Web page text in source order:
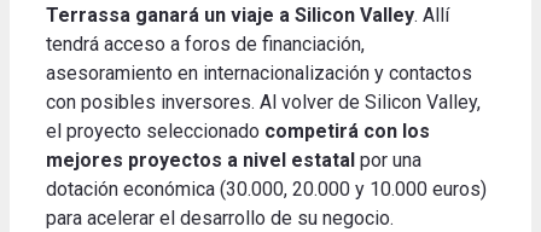
Terrassa ganará un viaje a Silicon Valley. Allí
tendrá acceso a foros de financiación,
asesoramiento en internacionalización y contactos
con posibles inversores. Al volver de Silicon Valley,
el proyecto seleccionado competirá con los
mejores proyectos a nivel estatal por una
dotación económica (30.000, 20.000 y 10.000 euros)
para acelerar el desarrollo de su negocio.